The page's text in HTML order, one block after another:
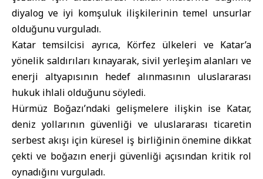
diyalog ve iyi komşuluk ilişkilerinin temel unsurlar
olduğunu vurguladı.
Katar temsilcisi ayrıca, Körfez ülkeleri ve Katar’a
yönelik saldırıları kınayarak, sivil yerleşim alanları ve
enerji altyapısının hedef alınmasının uluslararası
hukuk ihlali olduğunu söyledi.
Hürmüz Boğazı’ndaki gelişmelere ilişkin ise Katar,
deniz yollarının güvenliği ve uluslararası ticaretin
serbest akışı için küresel iş birliğinin önemine dikkat
çekti ve boğazın enerji güvenliği açısından kritik rol
oynadığını vurguladı.